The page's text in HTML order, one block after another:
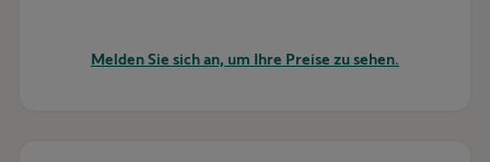
Melden Sie sich an, um Ihre Preise zu sehen.